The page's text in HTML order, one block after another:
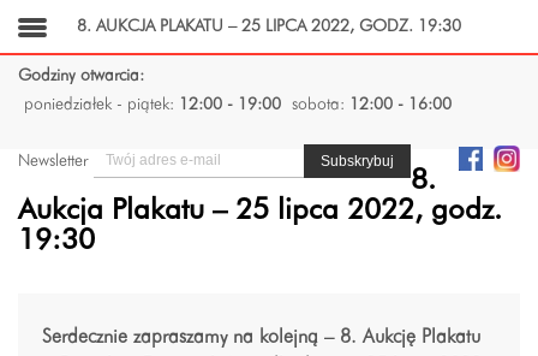
Godziny otwarcia:
poniedziałek - piątek:
12:00 - 19:00 sobota: 12:00 - 16:00
Newsletter
8.
Aukcja Plakatu – 25 lipca 2022, godz.
19:30
Serdecznie zapraszamy na kolejną – 8. Aukcję Plakatu
8. AUKCJA PLAKATU – 25 LIPCA 2022, GODZ. 19:30